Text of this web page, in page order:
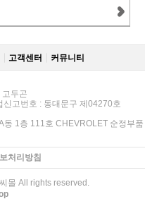
고객센터 커뮤니티
두곤
고번호 : 동대문구 제04270호
동 1층 111호 CHEVROLET 순정부품
처리방침
몰 All rights reserved.